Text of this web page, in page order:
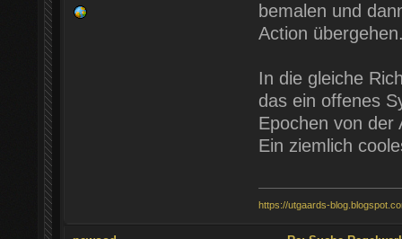
bemalen und
Action
In die gleiche
das ein offenes
Epochen von der
Ein ziemlich
https://utgaards-